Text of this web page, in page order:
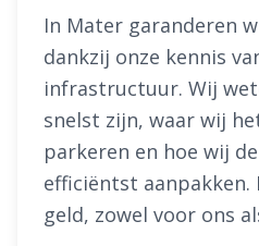
In Mater garanderen
dankzij onze kennis
infrastructuur. Wij
snelst zijn, waar wij
parkeren en hoe wij
efficiëntst
geld, zowel voor ons